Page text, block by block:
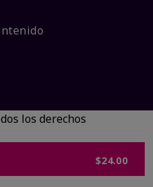
$24.00
los derechos
Privacidad
Cambiar país